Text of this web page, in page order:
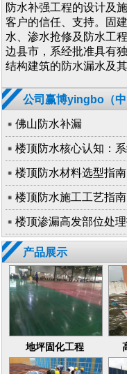
防水补强工程的设计及
客户的信任、支持。固
水、渗水抢修及防水工
边县市，系经批准具有
结构建筑的防水漏水及
公司赢博yingbo（中
佛山防水补漏
楼顶防水核心认知：
楼顶防水材料选型指
楼顶防水施工工艺指
楼顶渗漏高发部位处
产品展示
地坪固化工程